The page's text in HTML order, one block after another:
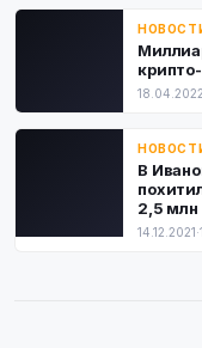
18.04.2022
В
2,5 млн
14.12.2021·